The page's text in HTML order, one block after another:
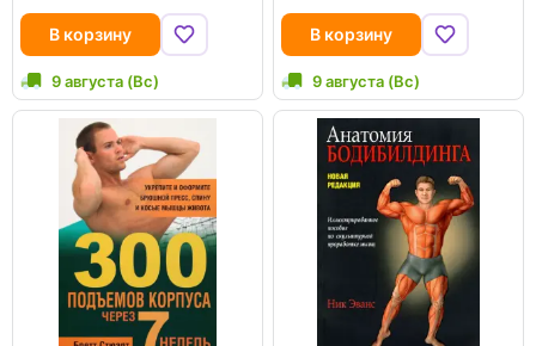
В корзину
9 августа (Вс)
В корзину
9 августа (Вс)